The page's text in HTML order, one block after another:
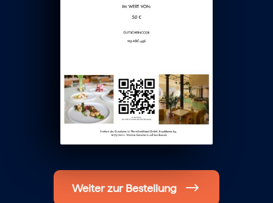
Regionale Gutscheine
Berlin
Frankfurt
Köln
Düsseldorf
Stuttgart
Essen
-------
Für alle Geschenk-Gutscheine gilt:
Weiter zur Bestellung